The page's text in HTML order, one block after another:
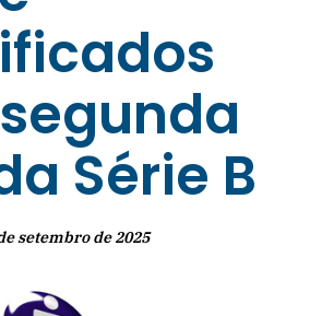
Série B
setembro de 2025